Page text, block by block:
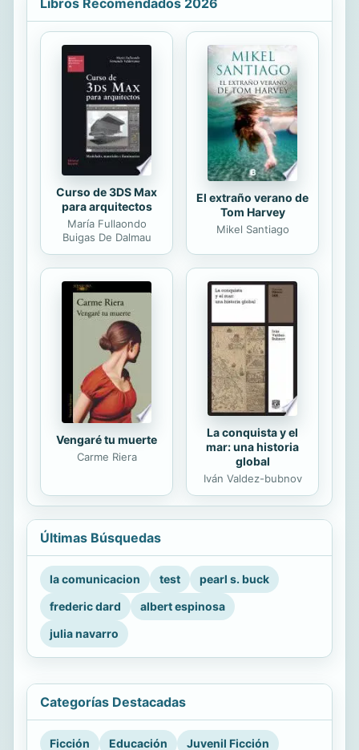
material extra es diferente en cada
libro.
Curso de 3DS Max
para arquitectos
María Fullaondo
Buigas De Dalmau
El extraño verano de
Tom Harvey
Mikel Santiago
Vengaré tu muerte
Carme Riera
La conquista y el
mar: una historia
global
Iván Valdez-bubnov
Últimas Búsquedas
la comunicacion test
pearl s. buck
frederic dard
albert espinosa
julia navarro
Categorías Destacadas
Ficción Educación Juvenil Ficción